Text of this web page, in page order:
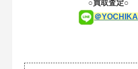
○買取査定○
＠YOCHIKA